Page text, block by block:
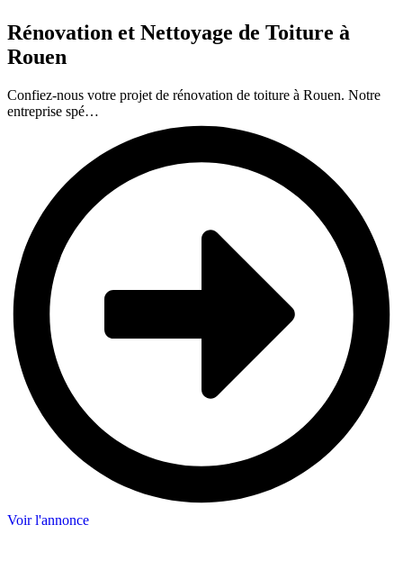
Rénovation et Nettoyage de Toiture à
Rouen
Confiez-nous votre projet de rénovation de toiture à Rouen. Notre
entreprise spé…
Voir l'annonce